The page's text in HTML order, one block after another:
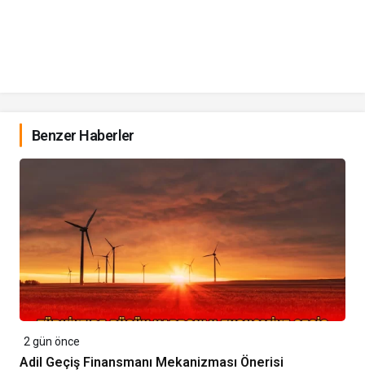
Benzer Haberler
2 gün önce
Adil Geçiş Finansmanı Mekanizması Önerisi